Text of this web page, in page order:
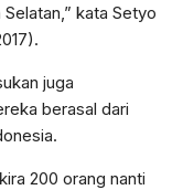
kata Setyo
juga
berasal dari
200 orang nanti